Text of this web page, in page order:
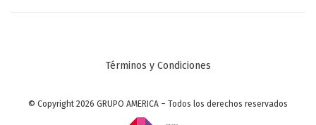
Términos y Condiciones
© Copyright 2026 GRUPO AMERICA – Todos los derechos reservados